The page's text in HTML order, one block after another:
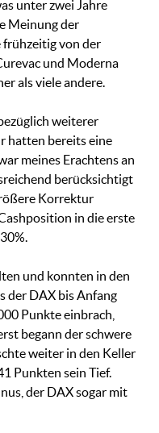
unter zwei Jahre
Meinung der
von der
und Moderna
als viele andere.
weiterer
hatten bereits eine
meines Erachtens an
berücksichtigt
Korrektur
in die erste
und konnten in den
der DAX bis Anfang
Punkte einbrach,
begann der schwere
weiter in den Keller
Punkten sein Tief.
der DAX sogar mit